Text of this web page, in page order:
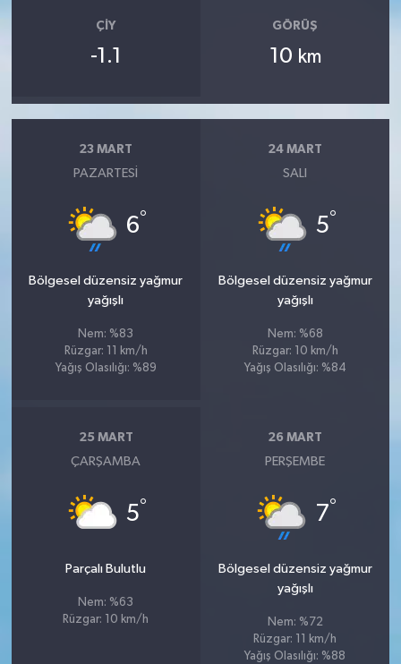
ÇIY
-1.1
GÖRÜŞ
10 km
23 MART
PAZARTESI
6°
Bölgesel düzensiz yağmur
yağışlı
Nem: %83
Rüzgar: 11 km/h
Yağış Olasılığı: %89
24 MART
SALI
5°
Bölgesel düzensiz yağmur
yağışlı
Nem: %68
Rüzgar: 10 km/h
Yağış Olasılığı: %84
25 MART
ÇARŞAMBA
5°
Parçalı Bulutlu
Nem: %63
Rüzgar: 10 km/h
26 MART
PERŞEMBE
7°
Bölgesel düzensiz yağmur
yağışlı
Nem: %72
Rüzgar: 11 km/h
Yağış Olasılığı: %88